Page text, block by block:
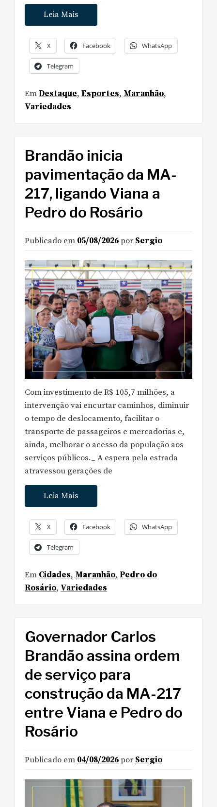
Leia Mais
X Facebook WhatsApp
Telegram
EmDestaque, Esportes, Maranhão,
Variedades
Brandão inicia
pavimentação da MA-
217, ligando Viana a
Pedro do Rosário
Publicado em 05/08/2026por Sergio
Com investimento de R$ 105,7 milhões, a
intervenção vai encurtar caminhos, diminuir
o tempo de deslocamento, facilitar o
transporte de passageiros e mercadorias e,
ainda, melhorar o acesso da população aos
serviços públicos._ A espera pela estrada
atravessou gerações de
Leia Mais
X Facebook WhatsApp
Telegram
Em Cidades, Maranhão, Pedro do
Rosário, Variedades
Governador Carlos
Brandão assina ordem
de serviço para
construção da MA-217
entre Viana e Pedro do
Rosário
Publicado em 04/08/2026por Sergio